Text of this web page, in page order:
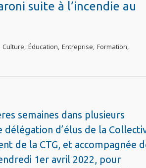
suite à l’incendie au
Culture, Éducation, Entreprise, Formation,
semaines dans plusieurs
d’élus de la
de la CTG, et accompagnée
1er avril 2022, pour